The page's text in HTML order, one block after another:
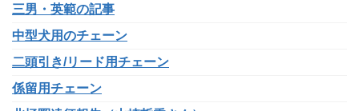
三男・英範の記事
中型犬用のチェーン
二頭引き/リード用チェーン
係留用チェーン